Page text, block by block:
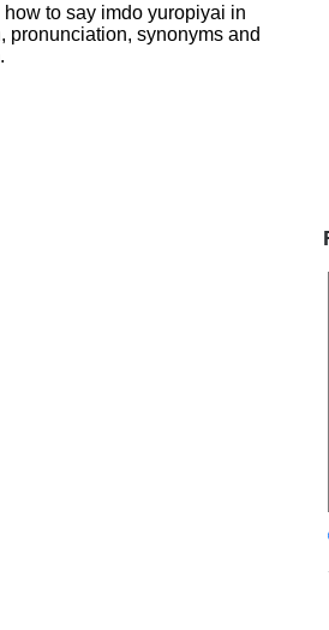
how to say imdo yuropiyai in
pronunciation, synonyms and